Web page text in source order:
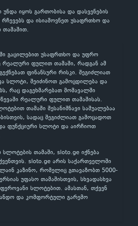
იყოს გართობისა და დასვენების
რჩევებს და ისიამოვნეთ უსაფრთხო და
თამაშით.
გაცილებით უსაფრთხო და უფრო
ფულით თამაში, რადგან ამ
ფინანსური რისკი. შეგიძლიათ
სლოტი, შეიძინოთ გამოცდილება და
რაც დაგეხმარებათ მომავალში
რეალური ფულით თამაშისას.
თამაში შესანიშნავი საშუალებაა
სადაც შეგიძლიათ გამოცადოთ
ფუნქციური სლოტი და აირჩიოთ
თამაში, sloto.ge იქნება
sloto.ge არის საქართველოში
კაზინო, რომელიც გთავაზობთ 5000-
უფასო თამაშისთვის, სხვადასხვა
სლოტებით. ამასთან, თქვენ
და კომფორტული გარემო